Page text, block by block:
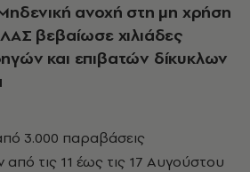
ανοχή στη μη χρήση
βεβαίωσε χιλιάδες
και επιβατών δίκυκλων
3.000 παραβάσεις
τις 11 έως τις 17 Αυγούστου